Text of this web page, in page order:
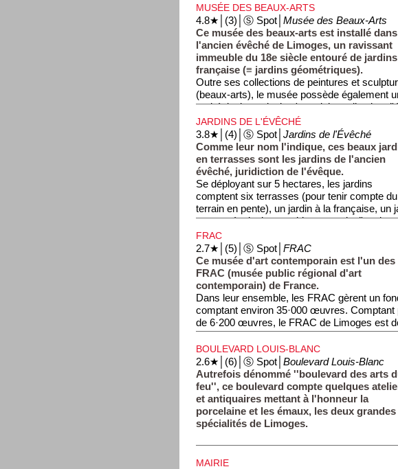
MUSÉE DES BEAUX-ARTS
4.8★│(3)│Ⓢ Spot│Musée des Beaux-Arts
Ce musée des beaux-arts est installé dans
l'ancien évêché de Limoges, un ravissant
immeuble du 18e siècle entouré de
française (≡ jardins géométriques).
Outre ses collections de peintures et
(beaux-arts), le musée possède également
archéologique ainsi qu'une riche collection
JARDINS DE L'ÉVÊCHÉ
3.8★│(4)│Ⓢ Spot│Jardins de l'Évêché
Comme leur nom l'indique, ces beaux
en terrasses sont les jardins de l'ancien
évêché, juridiction de l'évêque.
Se déployant sur 5 hectares, les jardins
comptent six terrasses (pour tenir compte du
terrain en pente), un jardin à la française, un
espace écologique et, bien entendu, l'ancien
abriant aujourd'hui un musée des beaux-
vous aurez un beau panorama sur les
FRAC
2.7★│(5)│Ⓢ Spot│FRAC
Ce musée d'art contemporain est l'un des
FRAC (musée public régional d'art
contemporain) de France.
Dans leur ensemble, les FRAC gèrent un
comptant environ 35·000 œuvres. Comptant
de 6·200 œuvres, le FRAC de Limoges est
importants de France.
BOULEVARD LOUIS-BLANC
2.6★│(6)│Ⓢ Spot│Boulevard Louis-Blanc
Autrefois dénommé ''boulevard des arts
feu'', ce boulevard compte quelques
et antiquaires mettant à l'honneur la
porcelaine et les émaux, les deux grandes
spécialités de Limoges.
MAIRIE